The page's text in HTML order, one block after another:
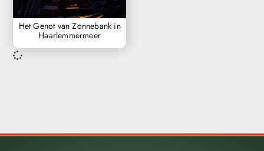
Het Genot van Zonnebank in
Haarlemmermeer